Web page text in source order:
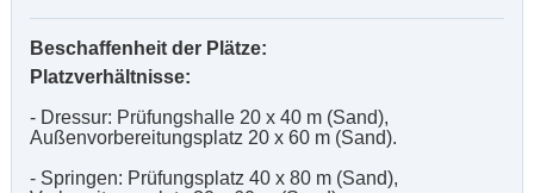
Beschaffenheit der Plätze:
Platzverhältnisse:
- Dressur: Prüfungshalle 20 x 40 m (Sand),
Außenvorbereitungsplatz 20 x 60 m (Sand).
- Springen: Prüfungsplatz 40 x 80 m (Sand),